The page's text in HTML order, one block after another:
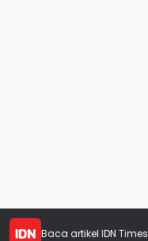
Baca artikel IDN Times